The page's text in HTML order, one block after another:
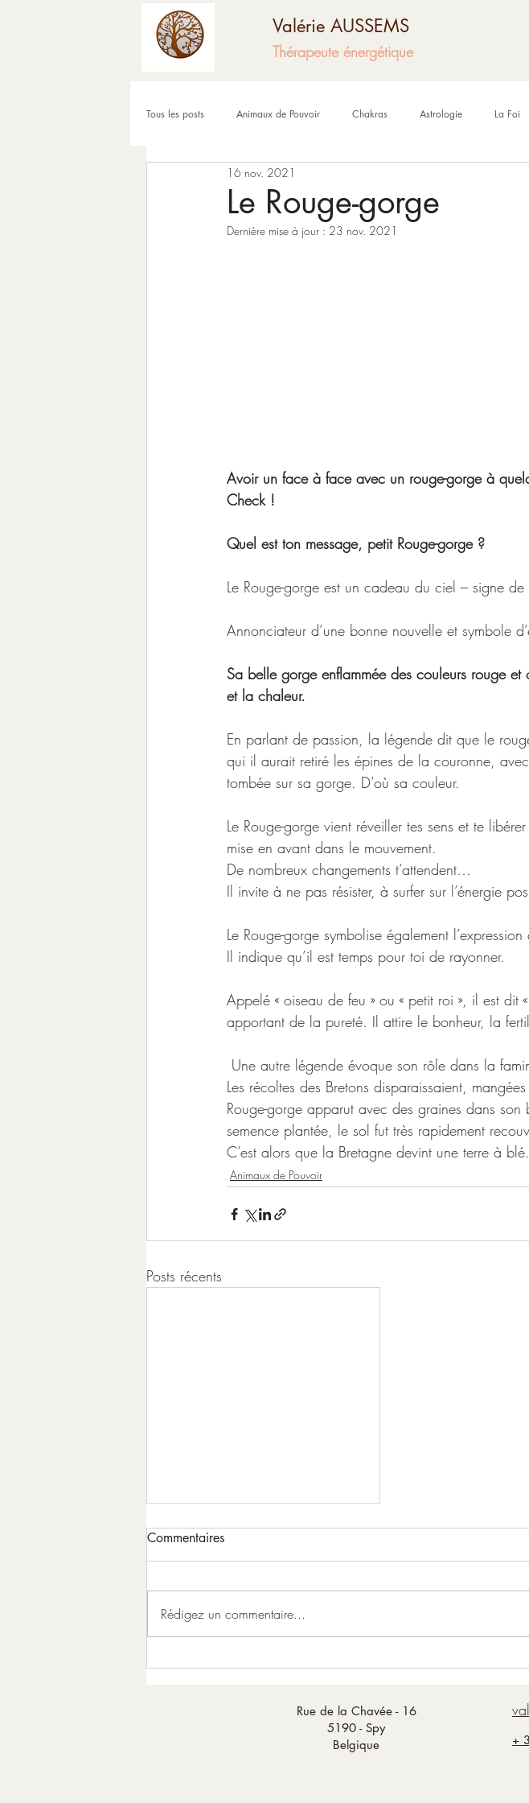
Valérie AUSSEMS
Thérapeute énergétique
Tous les posts Animaux de Pouvoir Chakras Astrologie La Foi
Fêtes et moments de l'année
Le Rouge-gorge
16 nov. 2021
Dernière mise à jour : 23 nov. 2021
Avoir un face à face avec un rouge-gorge à
Check !
Quel est ton message, petit Rouge-gorge ?
Le Rouge-gorge est un cadeau du ciel – signe
Annonciateur d’une bonne nouvelle et symbole
Sa belle gorge enflammée des couleurs rouge
et la chaleur.
En parlant de passion, la légende dit que le
qui il aurait retiré les épines de la couronne,
tombée sur sa gorge. D’où sa couleur.
Le Rouge-gorge vient réveiller tes sens et te
mise en avant dans le mouvement.
De nombreux changements t’attendent…
Il invite à ne pas résister, à surfer sur l’énergie
Le Rouge-gorge symbolise également
Il indique qu’il est temps pour toi de rayonner.
Appelé « oiseau de feu » ou « petit roi », il est dit
apportant de la pureté. Il attire le bonheur, la
Une autre légende évoque son rôle dans la
Les récoltes des Bretons disparaissaient,
Rouge-gorge apparut avec des graines dans
semence plantée, le sol fut très rapidement
C’est alors que la Bretagne devint une terre à blé.
Animaux de Pouvoir
Posts récents
L’Animal de Pouvoir
Commentaires
Rédigez un commentaire...
Rue de la Chavée - 16
5190 - Spy
Belgique
+